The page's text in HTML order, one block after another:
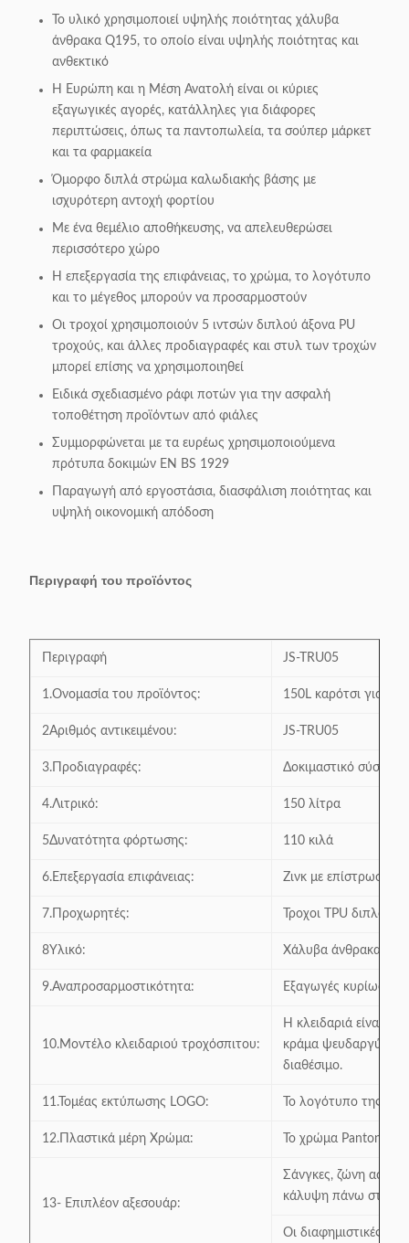
Το υλικό χρησιμοποιεί υψηλής ποιότητας χάλυβα
άνθρακα Q195, το οποίο είναι υψηλής ποιότητας και
ανθεκτικό
Η Ευρώπη και η Μέση Ανατολή είναι οι κύριες
εξαγωγικές αγορές, κατάλληλες για διάφορες
περιπτώσεις, όπως τα παντοπωλεία, τα σούπερ μάρκετ
και τα φαρμακεία
Όμορφο διπλά στρώμα καλωδιακής βάσης με
ισχυρότερη αντοχή φορτίου
Με ένα θεμέλιο αποθήκευσης, να απελευθερώσει
περισσότερο χώρο
Η επεξεργασία της επιφάνειας, το χρώμα, το λογότυπο
και το μέγεθος μπορούν να προσαρμοστούν
Οι τροχοί χρησιμοποιούν 5 ιντσών διπλού άξονα PU
τροχούς, και άλλες προδιαγραφές και στυλ των τροχών
μπορεί επίσης να χρησιμοποιηθεί
Ειδικά σχεδιασμένο ράφι ποτών για την ασφαλή
τοποθέτηση προϊόντων από φιάλες
Συμμορφώνεται με τα ευρέως χρησιμοποιούμενα
πρότυπα δοκιμών EN BS 1929
Παραγωγή από εργοστάσια, διασφάλιση ποιότητας και
υψηλή οικονομική απόδοση
Περιγραφή του προϊόντος
Περιγραφή JS-TRU05
1.Ονομασία του προϊόντος: 150L καρότσι για
2Αριθμός αντικειμένου: JS-TRU05
3.Προδιαγραφές: Δοκιμαστικό σύστημα
4.Λιτρικό: 150 λίτρα
5Δυνατότητα φόρτωσης: 110 κιλά
6.Επεξεργασία επιφάνειας: Ζινκ με επίστρωση
7.Προχωρητές: Τροχοι TPU διπλού
8Υλικό: Χάλυβα άνθρακα
9.Αναπροσαρμοστικότητα: Εξαγωγές κυρίως σε
10.Μοντέλο κλειδαριού τροχόσπιτου:
Η κλειδαριά είναι
κράμα ψευδαργύρου,
διαθέσιμο.
11.Τομέας εκτύπωσης LOGO: Το λογότυπο της
12.Πλαστικά μέρη Χρώμα: Το χρώμα Panton
13- Επιπλέον αξεσουάρ:
Σάνγκες, ζώνη
κάλυψη πάνω στο
Οι διαφημιστικές